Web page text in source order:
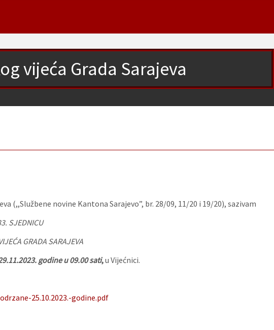
vijeća Grada Sarajeva
(,,Službene novine Kantona Sarajevo”, br. 28/09, 11/20 i 19/20), sazivam
SJEDNICU
GRADA SARAJEVA
godine u 09.00 sati,u Vijećnici.
25.10.2023.-godine.pdf